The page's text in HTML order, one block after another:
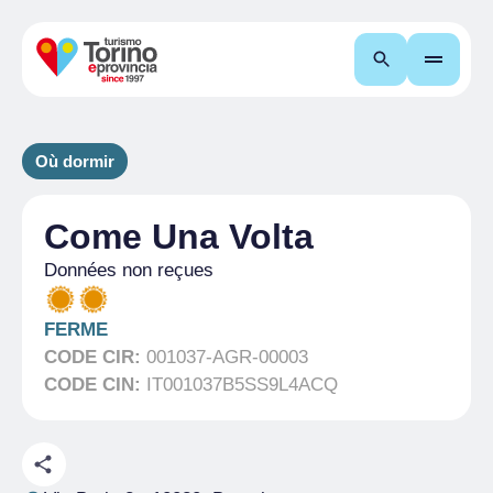
Recherche
Où dormir
Come Una Volta
Données non reçues
FERME
CODE CIR: 001037-AGR-00003
CODE CIN: IT001037B5SS9L4ACQ